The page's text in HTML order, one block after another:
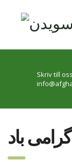
Skriv till oss
باد